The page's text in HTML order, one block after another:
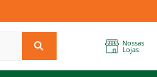
Nossas
Lojas